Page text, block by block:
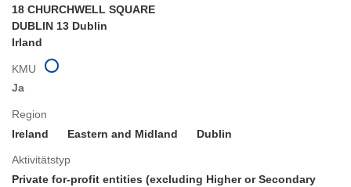
18 CHURCHWELL SQUARE
DUBLIN 13 Dublin
Irland
KMU
Ja
Region
Ireland
Eastern and Midland Dublin
Aktivitätstyp
Private for-profit entities (excluding Higher or Secondary